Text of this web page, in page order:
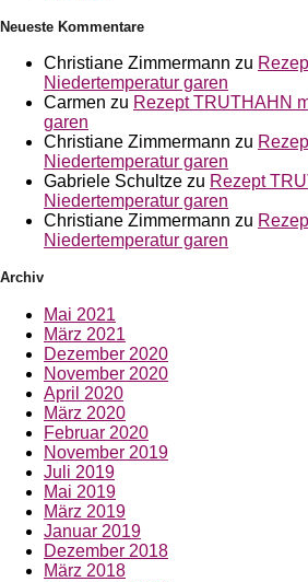
Neueste Kommentare
Christiane Zimmermann zu
Niedertemperatur garen
Carmen zu Rezept TRUTHAHN
garen
Christiane Zimmermann zu
Niedertemperatur garen
Gabriele Schultze zu Rezept
Niedertemperatur garen
Christiane Zimmermann zu
Niedertemperatur garen
Archiv
Mai 2021
März 2021
Dezember 2020
November 2020
April 2020
März 2020
Februar 2020
November 2019
Juli 2019
Mai 2019
März 2019
Januar 2019
Dezember 2018
März 2018